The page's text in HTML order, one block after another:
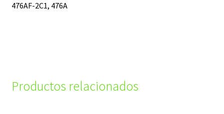
476AF-2C1, 476A
Productos relacionados